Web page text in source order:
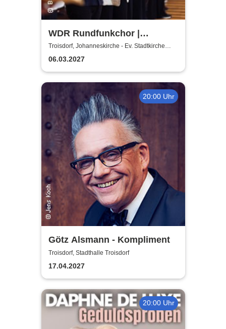
WDR Rundfunkchor |
Kommissar Krächz in der
Kirche
Troisdorf, Johanneskirche - Ev. Stadtkirche
Troisdorf
06.03.2027
20:00 Uhr
Götz Alsmann - Kompliment
Troisdorf, Stadthalle Troisdorf
17.04.2027
20:00 Uhr